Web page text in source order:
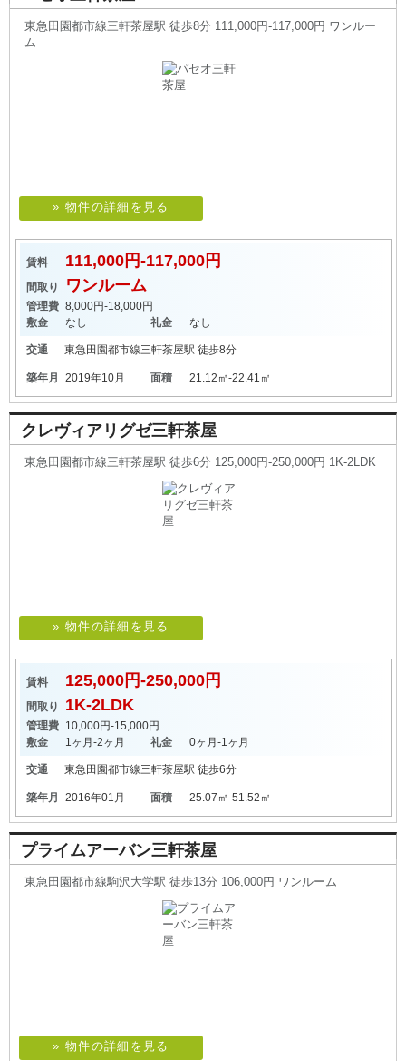
東急田園都市線三軒茶屋駅 徒歩8分 111,000円-117,000円 ワンルー
ム
» 物件の詳細を見る
賃料 111,000円-117,000円
間取り ワンルーム
管理費 8,000円-18,000円
敷金
なし 礼金 なし
交通 東急田園都市線三軒茶屋駅 徒歩8分
築年月 2019年10月 面積 21.12㎡-22.41㎡
クレヴィアリグゼ三軒茶屋
東急田園都市線三軒茶屋駅 徒歩6分 125,000円-250,000円 1K-2LDK
» 物件の詳細を見る
賃料 125,000円-250,000円
間取り 1K-2LDK
管理費 10,000円-15,000円
敷金
1ヶ月-2ヶ月 礼金 0ヶ月-1ヶ月
交通 東急田園都市線三軒茶屋駅 徒歩6分
築年月 2016年01月 面積 25.07㎡-51.52㎡
プライムアーバン三軒茶屋
東急田園都市線駒沢大学駅 徒歩13分 106,000円 ワンルーム
» 物件の詳細を見る